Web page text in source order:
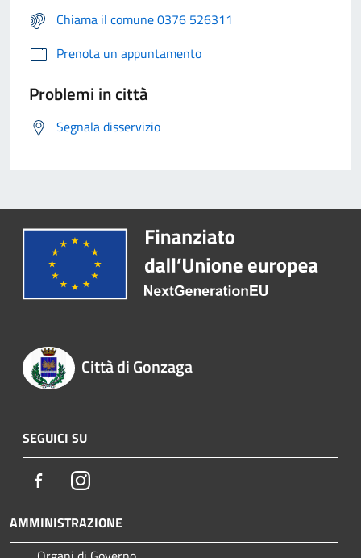
Chiama il comune 0376 526311
Prenota un appuntamento
Problemi in città
Segnala disservizio
Città di Gonzaga
SEGUICI SU
FacebookInstagram
AMMINISTRAZIONE